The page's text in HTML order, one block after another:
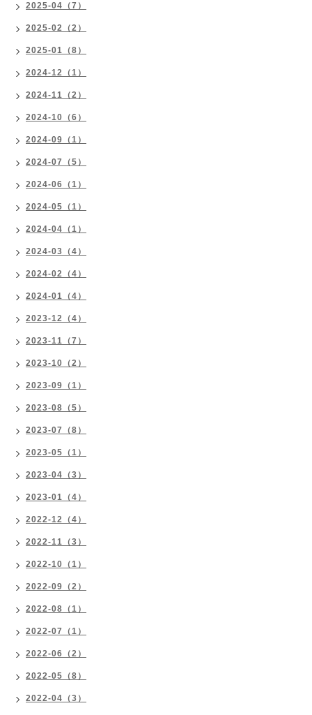
2025-04（7）
2025-02（2）
2025-01（8）
2024-12（1）
2024-11（2）
2024-10（6）
2024-09（1）
2024-07（5）
2024-06（1）
2024-05（1）
2024-04（1）
2024-03（4）
2024-02（4）
2024-01（4）
2023-12（4）
2023-11（7）
2023-10（2）
2023-09（1）
2023-08（5）
2023-07（8）
2023-05（1）
2023-04（3）
2023-01（4）
2022-12（4）
2022-11（3）
2022-10（1）
2022-09（2）
2022-08（1）
2022-07（1）
2022-06（2）
2022-05（8）
2022-04（3）